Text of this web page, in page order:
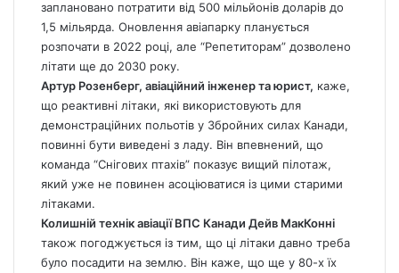
заплановано потратити від 500 мільйонів доларів до
1,5 мільярда. Оновлення авіапарку планується
розпочати в 2022 році, але “Репетиторам” дозволено
літати ще до 2030 року.
Артур Розенберг, авіаційний інженер та юрист, каже,
що реактивні літаки, які використовують для
демонстраційних польотів у Збройних силах Канади,
повинні бути виведені з ладу. Він впевнений, що
команда “Снігових птахів” показує вищий пілотаж,
який уже не повинен асоціюватися із цими старими
літаками.
Колишній технік авіації ВПС Канади Дейв МакКонні
також погоджується із тим, що ці літаки давно треба
було посадити на землю. Він каже, що ще у 80-х їх